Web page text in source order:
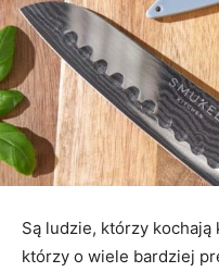
Są ludzie, którzy kochają
którzy o wiele bardziej